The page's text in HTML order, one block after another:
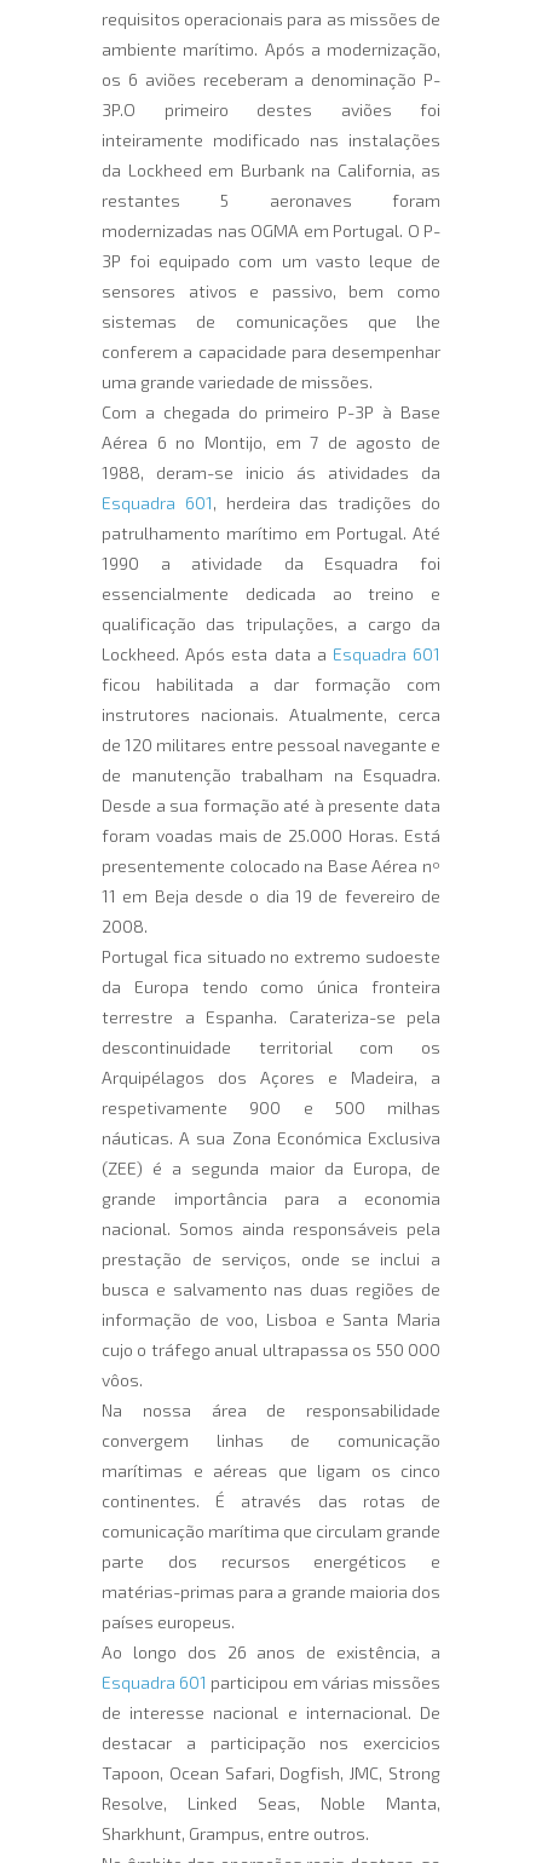
requisitos operacionais para as missões de
ambiente marítimo. Após a modernização,
os 6 aviões receberam a denominação P-
3P.O primeiro destes aviões foi
inteiramente modificado nas instalações
da Lockheed em Burbank na California, as
restantes 5 aeronaves foram
modernizadas nas OGMA em Portugal. O P-
3P foi equipado com um vasto leque de
sensores ativos e passivo, bem como
sistemas de comunicações que lhe
conferem a capacidade para desempenhar
uma grande variedade de missões.
Com a chegada do primeiro P-3P à Base
Aérea 6 no Montijo, em 7 de agosto de
1988, deram-se inicio ás atividades da
Esquadra 601, herdeira das tradições do
patrulhamento marítimo em Portugal. Até
1990 a atividade da Esquadra foi
essencialmente dedicada ao treino e
qualificação das tripulações, a cargo da
Lockheed. Após esta data a Esquadra 601
ficou habilitada a dar formação com
instrutores nacionais. Atualmente, cerca
de 120 militares entre pessoal navegante e
de manutenção trabalham na Esquadra.
Desde a sua formação até à presente data
foram voadas mais de 25.000 Horas. Está
presentemente colocado na Base Aérea nº
11 em Beja desde o dia 19 de fevereiro de
2008.
Portugal fica situado no extremo sudoeste
da Europa tendo como única fronteira
terrestre a Espanha. Carateriza-se pela
descontinuidade territorial com os
Arquipélagos dos Açores e Madeira, a
respetivamente 900 e 500 milhas
náuticas. A sua Zona Económica Exclusiva
(ZEE) é a segunda maior da Europa, de
grande importância para a economia
nacional. Somos ainda responsáveis pela
prestação de serviços, onde se inclui a
busca e salvamento nas duas regiões de
informação de voo, Lisboa e Santa Maria
cujo o tráfego anual ultrapassa os 550 000
vôos.
Na nossa área de responsabilidade
convergem linhas de comunicação
marítimas e aéreas que ligam os cinco
continentes. É através das rotas de
comunicação marítima que circulam grande
parte dos recursos energéticos e
matérias-primas para a grande maioria dos
países europeus.
Ao longo dos 26 anos de existência, a
Esquadra 601 participou em várias missões
de interesse nacional e internacional. De
destacar a participação nos exercicios
Tapoon, Ocean Safari, Dogfish, JMC, Strong
Resolve, Linked Seas, Noble Manta,
Sharkhunt, Grampus, entre outros.